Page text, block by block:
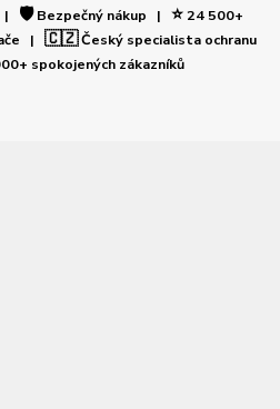
| 🛡️Bezpečný nákup | ⭐24 500+
| 🇨🇿Český specialista ochranu
spokojených zákazníků